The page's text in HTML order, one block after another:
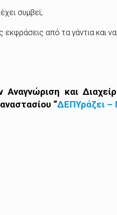
συμβεί;
εκφράσεις από τα γάντια και
Αναγνώριση και
“ΔΕΠΥράζει –